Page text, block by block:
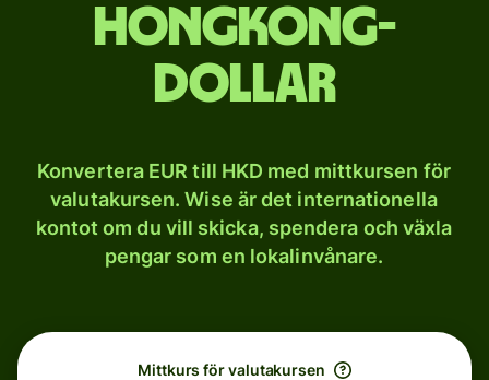
Hongkong-
dollar
Konvertera EUR till HKD med mittkursen för
valutakursen. Wise är det internationella
kontot om du vill skicka, spendera och växla
pengar som en lokalinvånare.
Mittkurs för valutakursen